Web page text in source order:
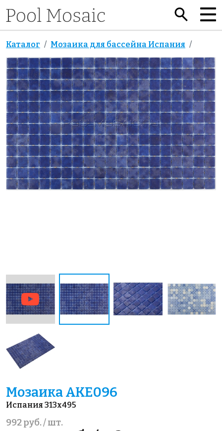
Каталог Мозаика для бассейна Испания
Мозаика AKE096
Испания 313x495
992 руб. / шт.